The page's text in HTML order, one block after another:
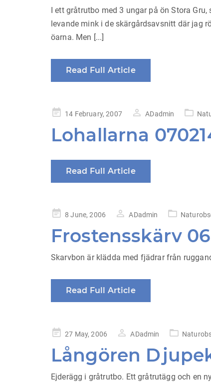
I ett gråtrutbo med 3 ungar på ön Stora
levande mink i de skärgårdsavsnitt där jag
öarna. Men [...]
Read Full Article
Posted14 February, 2007 ADadmin
Lohallarna
Read Full Article
Posted8 June, 2006 ADadmin
Frostensskärv
Skarvbon är klädda med fjädrar från
Read Full Article
Posted27 May, 2006 ADadmin
Långören
Ejderägg i gråtrutbo. Ett gråtrutägg och en